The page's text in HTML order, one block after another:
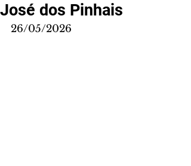
José dos Pinhais
26/05/2026